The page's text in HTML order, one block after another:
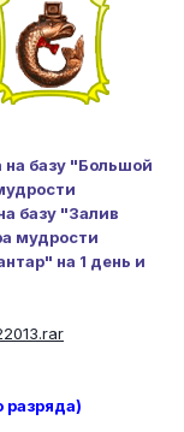
на базу "Большой
базу "Залив
мудрости
на 1 день и
разряда)